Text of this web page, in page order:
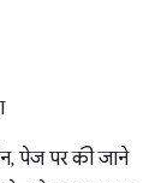
पेज पर की जाने